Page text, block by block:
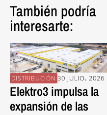
También podría
interesarte:
DISTRIBUCIÓN 30 JULIO, 2026
Elektro3 impulsa la
expansión de las